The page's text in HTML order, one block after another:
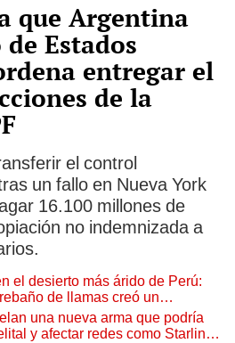
que Argentina
Estados
entregar el
de la
el control
un fallo en Nueva York
16.100 millones de
no indemnizada a
el desierto más árido de Perú:
de llamas creó un
una nueva arma que podría
y afectar redes como Starlink